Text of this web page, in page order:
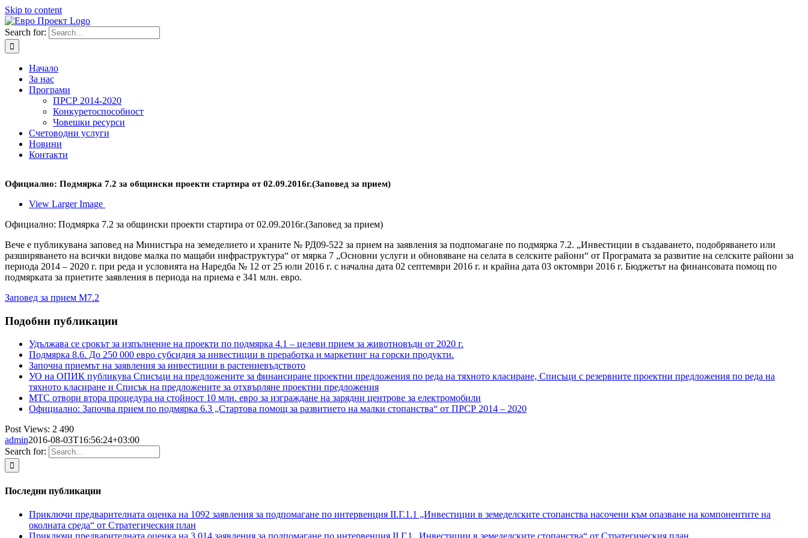
Skip to content
Search for:
Начало
За нас
Програми
ПРСР 2014-2020
Конкуретоспособност
Човешки ресурси
Счетоводни услуги
Новини
Контакти
Официално: Подмярка 7.2 за общински проекти стартира от 02.09.2016г.(Заповед за прием)
View Larger Image
Официално: Подмярка 7.2 за общински проекти стартира от 02.09.2016г.(Заповед за прием)
Вече е публикувана заповед на Министъра на земеделието и храните № РД09-522 за прием на заявления за подпомагане по подмярка 7.2. „Инвестиции в създаването, подобряването или
разширяването на всички видове малка по мащаби инфраструктура“ от мярка 7 „Основни услуги и обновяване на селата в селските райони“ от Програмата за развитие на селските райони за
периода 2014 – 2020 г. при реда и условията на Наредба № 12 от 25 юли 2016 г. с начална дата 02 септември 2016 г. и крайна дата 03 октомври 2016 г. Бюджетът на финансовата помощ по
подмярката за приетите заявления в периода на приема е 341 млн. евро.
Заповед за прием М7.2
Подобни публикации
Удължава се срокът за изпълнение на проекти по подмярка 4.1 – целеви прием за животновъди от 2020 г.
Подмярка 8.6. До 250 000 евро субсидия за инвестиции в преработка и маркетинг на горски продукти.
Започна приемът на заявления за инвестиции в растениевъдството
УО на ОПИК публикува Списъци на предложените за финансиране проектни предложения по реда на тяхното класиране, Списъци с резервните проектни предложения по реда на
тяхното класиране и Списък на предложените за отхвърляне проектни предложения
МТС отвори втора процедура на стойност 10 млн. евро за изграждане на зарядни центрове за електромобили
Официално: Започва прием по подмярка 6.3 „Стартова помощ за развитието на малки стопанства“ от ПРСР 2014 – 2020
Post Views: 2 490
admin2016-08-03T16:56:24+03:00
Search for:
Последни публикации
Приключи предварителната оценка на 1092 заявления за подпомагане по интервенция ІІ.Г.1.1 „Инвестиции в земеделските стопанства насочени към опазване на компонентите на
околната среда“ от Стратегическия план
Приключи предварителната оценка на 3 014 заявления за подпомагане по интервенция II.Г.1 „Инвестиции в земеделските стопанства“ от Стратегическия план